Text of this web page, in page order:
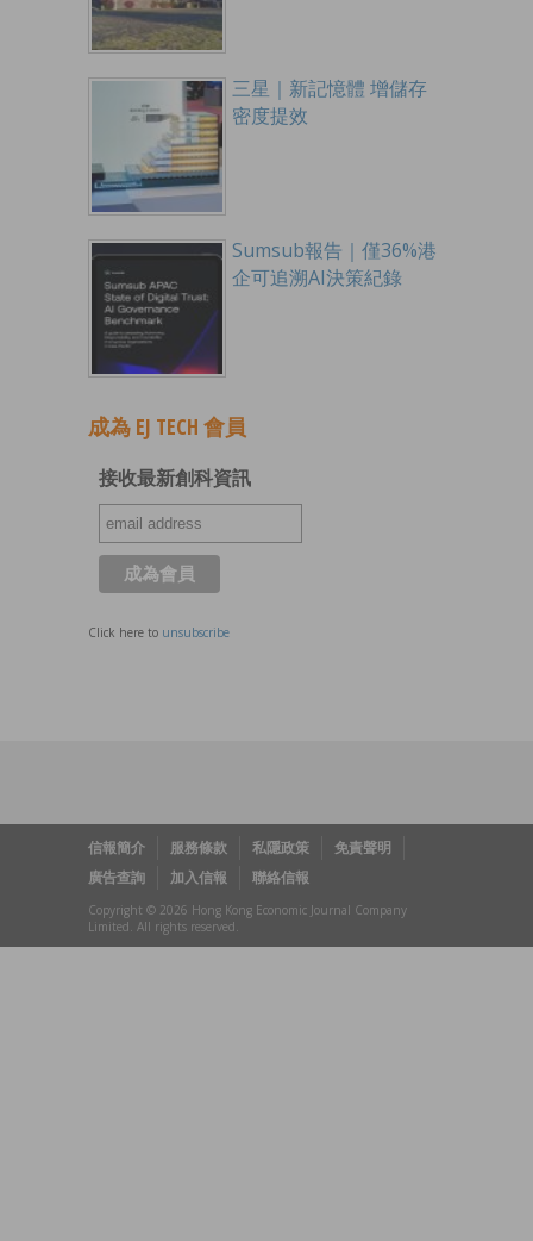
三星｜新記憶體 增儲存
密度提效
Sumsub報告｜僅36%港
企可追溯AI決策紀錄
成為 EJ TECH 會員
接收最新創科資訊
Click here to unsubscribe
信報簡介 服務條款 私隱政策
免責聲明
廣告查詢
加入信報 聯絡信報
Copyright © 2026 Hong Kong Economic Journal Company
Limited. All rights reserved.